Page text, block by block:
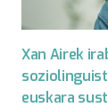
Xan Airek
euskara